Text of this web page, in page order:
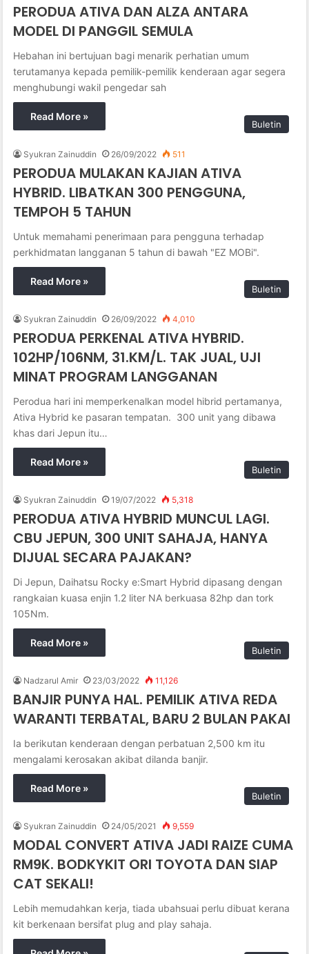
PERODUA ATIVA DAN ALZA ANTARA
MODEL DI PANGGIL SEMULA
Hebahan ini bertujuan bagi menarik perhatian umum
terutamanya kepada pemilik-pemilik kenderaan agar segera
menghubungi wakil pengedar sah
Read More »
Buletin
Syukran Zainuddin 26/09/2022 511
PERODUA MULAKAN KAJIAN ATIVA
HYBRID. LIBATKAN 300 PENGGUNA,
TEMPOH 5 TAHUN
Untuk memahami penerimaan para pengguna terhadap
perkhidmatan langganan 5 tahun di bawah "EZ MOBi".
Read More »
Buletin
Syukran Zainuddin 26/09/2022 4,010
PERODUA PERKENAL ATIVA HYBRID.
102HP/106NM, 31.KM/L. TAK JUAL, UJI
MINAT PROGRAM LANGGANAN
Perodua hari ini memperkenalkan model hibrid pertamanya,
Ativa Hybrid ke pasaran tempatan. 300 unit yang dibawa
khas dari Jepun itu…
Read More »
Buletin
Syukran Zainuddin 19/07/2022 5,318
PERODUA ATIVA HYBRID MUNCUL LAGI.
CBU JEPUN, 300 UNIT SAHAJA, HANYA
DIJUAL SECARA PAJAKAN?
Di Jepun, Daihatsu Rocky e:Smart Hybrid dipasang dengan
rangkaian kuasa enjin 1.2 liter NA berkuasa 82hp dan tork
105Nm.
Read More »
Buletin
Nadzarul Amir 23/03/2022 11,126
BANJIR PUNYA HAL. PEMILIK ATIVA REDA
WARANTI TERBATAL, BARU 2 BULAN PAKAI
Ia berikutan kenderaan dengan perbatuan 2,500 km itu
mengalami kerosakan akibat dilanda banjir.
Read More »
Buletin
Syukran Zainuddin 24/05/2021 9,559
MODAL CONVERT ATIVA JADI RAIZE CUMA
RM9K. BODKYKIT ORI TOYOTA DAN SIAP
CAT SEKALI!
Lebih memudahkan kerja, tiada ubahsuai perlu dibuat kerana
kit berkenaan bersifat plug and play sahaja.